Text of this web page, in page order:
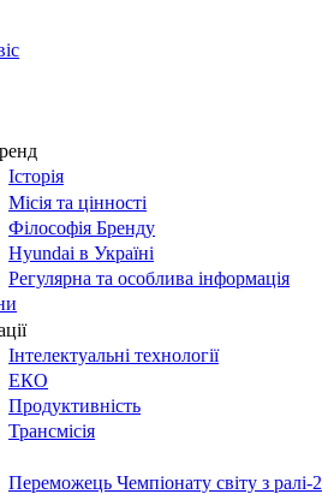
Історія
Місія та цінності
Філософія Бренду
Hyundai в Україні
Регулярна та особлива інформація
Інтелектуальні технології
ЕКО
Продуктивність
Трансмісія
Переможець Чемпіонату світу з ралі-